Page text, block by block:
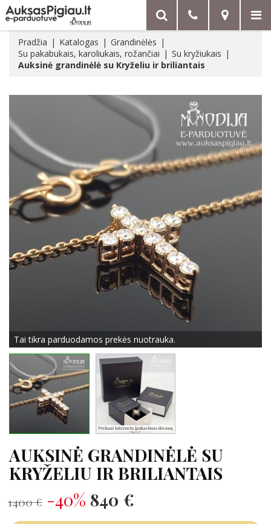
Pradžia Katalogas
Grandinėlės
Su pakabukais, karoliukais, rožančiai
Su kryžiukais
Auksinė grandinėlė su Kryželiu ir briliantais
Tai tikra parduodamos prekės nuotrauka.
AUKSINĖ GRANDINĖLĖ SU
KRYŽELIU IR BRILIANTAIS
1400 € -40% 840 €